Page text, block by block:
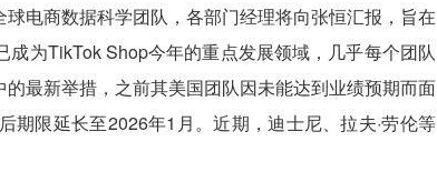
电商数据科学团队，各部门经理将向张恒汇报，旨在
为TikTok Shop今年的重点发展领域，几乎每个团队
最新举措，之前其美国团队因未能达到业绩预期而面
期限延长至2026年1月。近期，迪士尼、拉夫·劳伦等